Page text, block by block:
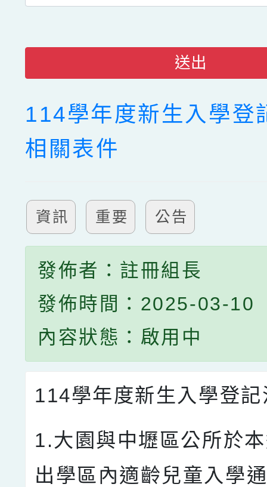
送出
114學年度新生入學登
相關表件
資訊 重要 公告
發佈者：註冊組長
發佈時間：2025-03-10
內容狀態：啟用中
114學年度新生入學登
1.大園與中壢區公所於
出學區內適齡兒童入學